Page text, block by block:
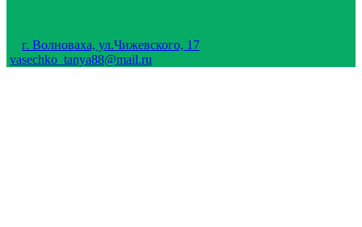
г. Волноваха, ул.Чижевского, 17
vasechko_tanya88@mail.ru